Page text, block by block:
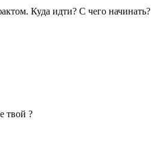
Куда идти? С чего начинать?
твой ?